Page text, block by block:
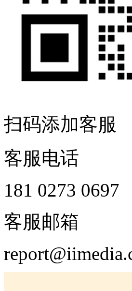
扫码添加客服
客服电话
181 0273 0697